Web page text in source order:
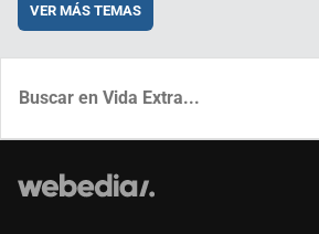
VER MÁS TEMAS